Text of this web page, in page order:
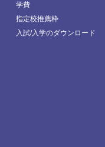
学費
指定校推薦枠
入試/入学のダウンロード